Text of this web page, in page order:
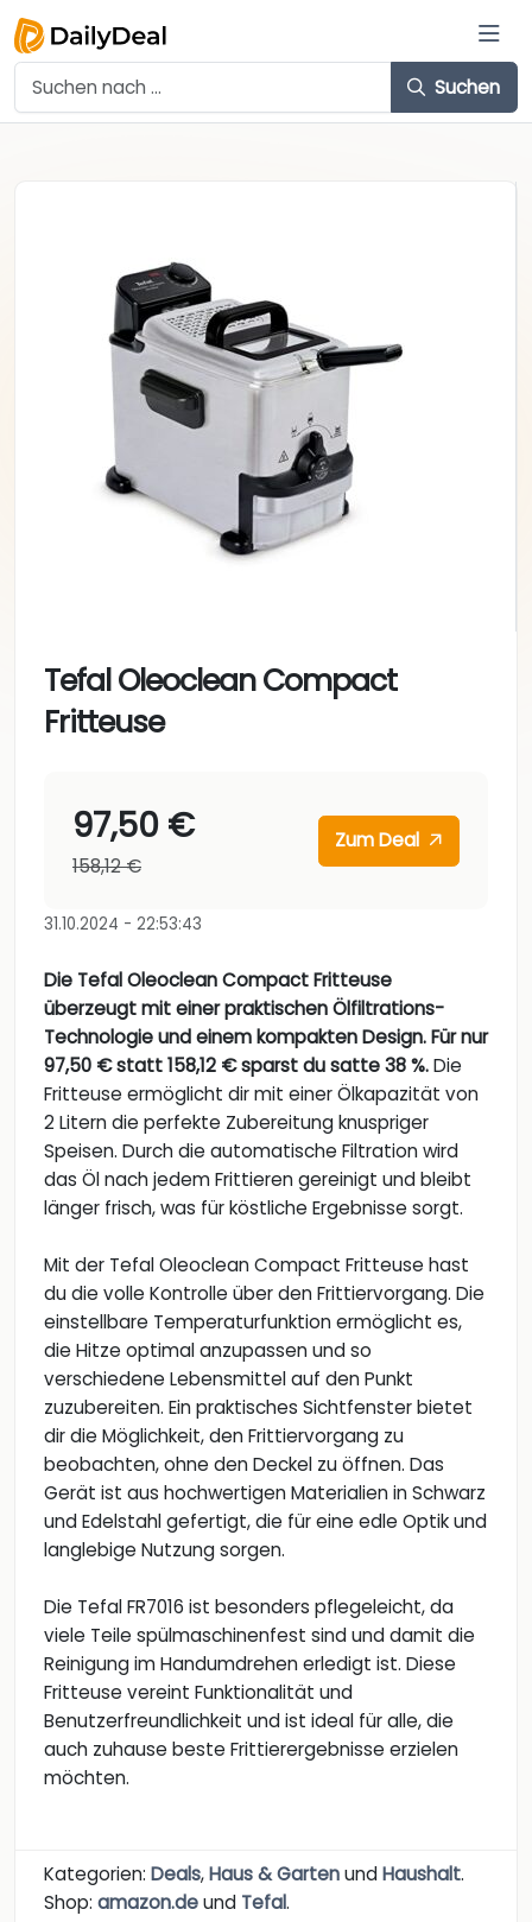
Suchen
Tefal Oleoclean Compact
Fritteuse
97,50 €
158,12 €
Zum Deal
31.10.2024 - 22:53:43
Die Tefal Oleoclean Compact Fritteuse
überzeugt mit einer praktischen Ölfiltrations-
Technologie und einem kompakten Design. Für nur
97,50 € statt 158,12 € sparst du satte 38 %.Die
Fritteuse ermöglicht dir mit einer Ölkapazität von
2 Litern die perfekte Zubereitung knuspriger
Speisen. Durch die automatische Filtration wird
das Öl nach jedem Frittieren gereinigt und bleibt
länger frisch, was für köstliche Ergebnisse sorgt.
Mit der Tefal Oleoclean Compact Fritteuse hast
du die volle Kontrolle über den Frittiervorgang. Die
einstellbare Temperaturfunktion ermöglicht es,
die Hitze optimal anzupassen und so
verschiedene Lebensmittel auf den Punkt
zuzubereiten. Ein praktisches Sichtfenster bietet
dir die Möglichkeit, den Frittiervorgang zu
beobachten, ohne den Deckel zu öffnen. Das
Gerät ist aus hochwertigen Materialien in Schwarz
und Edelstahl gefertigt, die für eine edle Optik und
langlebige Nutzung sorgen.
Die Tefal FR7016 ist besonders pflegeleicht, da
viele Teile spülmaschinenfest sind und damit die
Reinigung im Handumdrehen erledigt ist. Diese
Fritteuse vereint Funktionalität und
Benutzerfreundlichkeit und ist ideal für alle, die
auch zuhause beste Frittierergebnisse erzielen
möchten.
Kategorien: Deals,Haus & GartenundHaushalt.
Shop: amazon.deund Tefal.